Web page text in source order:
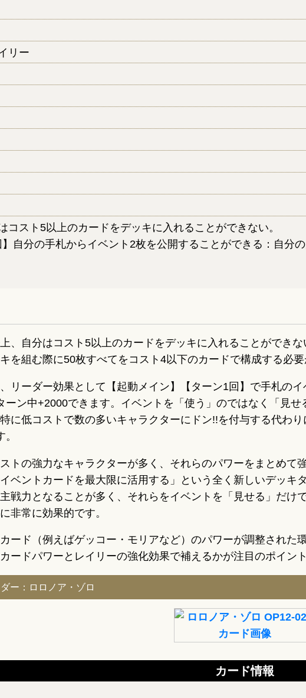
リー
コスト5以上のカードをデッキに入れることができない。
】自分の手札からイベント2枚を公開することができる：自
、自分はコスト5以上のカードをデッキに入れることができ
を組む際に50枚すべてをコスト4以下のカードで構成する必
リーダー効果として【起動メイン】【ターン1回】で手札の
ーン中+2000できます。イベントを「使う」のではなく「見
に低コストで数の多いキャラクターにドン!!を付与する代わ
トの強力なキャラクターが多く、それらのパワーをまとめ
ベントカードを最大限に活用する」という全く新しいデッ
戦力となることが多く、それらをイベントを「見せる」だ
非常に効果的です。
ード（例えばゲッコー・モリアなど）のパワーが調整され
ードパワーとレイリーの強化効果で補えるかが注目のポイント
ー：ロロノア・ゾロ
カード情報